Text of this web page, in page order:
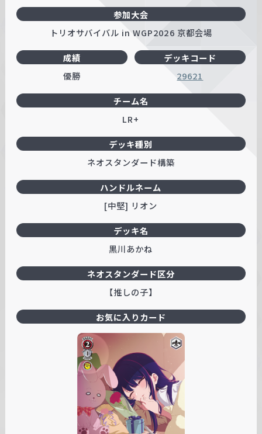
参加大会
トリオサバイバル in WGP2026 京都会場
成績
優勝
ハンドルネーム
[中堅] リオン
デッキコード
29621
チーム名
LR+
デッキ名
黒川あかね
デッキ種別
ネオスタンダード構築
ネオスタンダード区分
【推しの子】
お気に入りカード